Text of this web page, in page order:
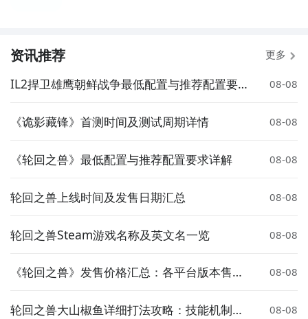
资讯推荐 更多
IL2捍卫雄鹰朝鲜战争最低配置与推荐配置要
08-08
《诡影藏锋》首测时间及测试周期详情 08-08
《轮回之兽》最低配置与推荐配置要求详解 08-08
轮回之兽上线时间及发售日期汇总 08-08
轮回之兽Steam游戏名称及英文名一览 08-08
《轮回之兽》发售价格汇总：各平台版本售价
08-08
轮回之兽大山椒鱼详细打法攻略：技能机制解
08-08